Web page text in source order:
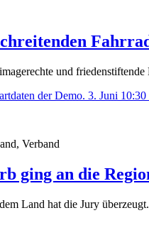
und
Verband
ging an die
Land hat die Jury